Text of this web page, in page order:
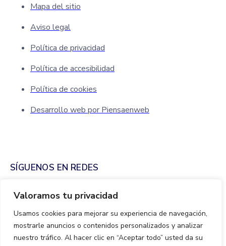
Valoramos tu privacidad
Usamos cookies para mejorar su experiencia de navegación,
mostrarle anuncios o contenidos personalizados y analizar
nuestro tráfico. Al hacer clic en “Aceptar todo” usted da su
Mapa del sitio
Aviso legal
Política de privacidad
Política de accesibilidad
Política de cookies
Desarrollo web por Piensaenweb
SÍGUENOS EN REDES